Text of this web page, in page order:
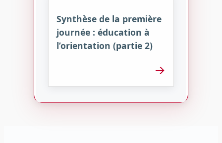
Synthèse de la première
journée : éducation à
l’orientation (partie 2)
→